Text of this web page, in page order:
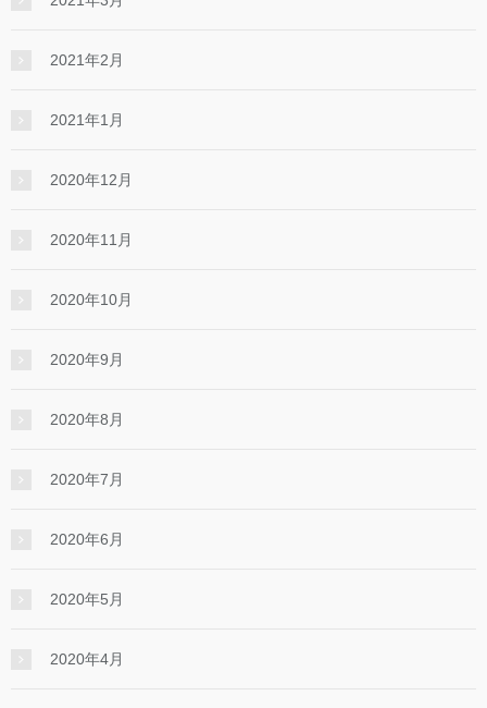
2021年2月
2021年1月
2020年12月
2020年11月
2020年10月
2020年9月
2020年8月
2020年7月
2020年6月
2020年5月
2020年4月